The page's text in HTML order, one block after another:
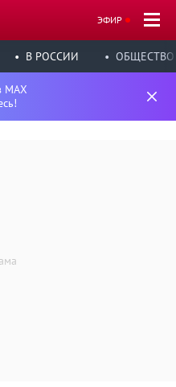
ЭФИР
В РОССИИ ОБЩЕСТВО
MAX